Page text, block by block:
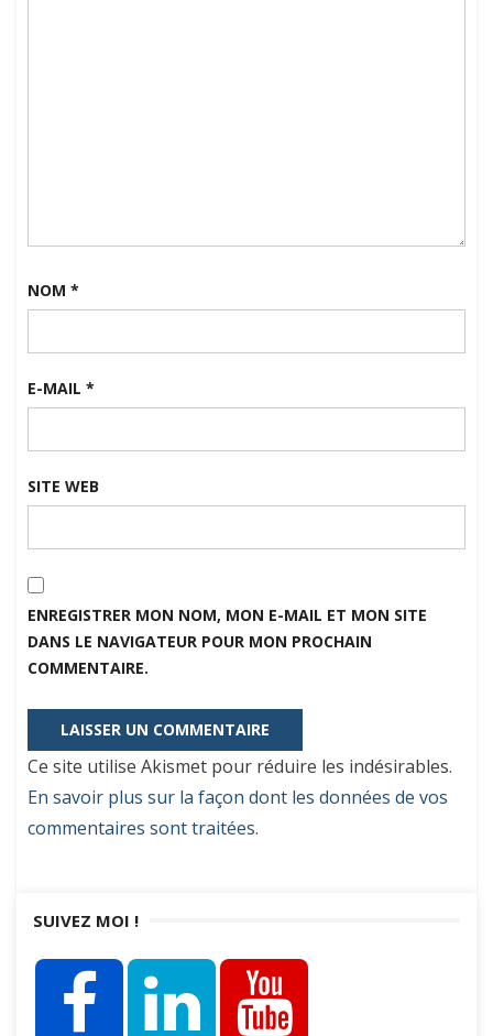
NOM *
E-MAIL *
SITE WEB
ENREGISTRER MON NOM, MON E-MAIL ET MON SITE
DANS LE NAVIGATEUR POUR MON PROCHAIN
COMMENTAIRE.
Ce site utilise Akismet pour réduire les indésirables.
En savoir plus sur la façon dont les données de vos
commentaires sont traitées.
SUIVEZ MOI !